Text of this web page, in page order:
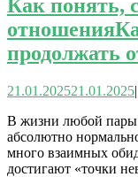
Как понять,
отношения
продолжать
21.01.202521.01.2025|
В жизни любой пары
абсолютно
много взаимных
достигают «точки